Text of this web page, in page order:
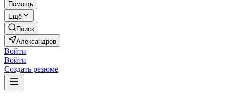
Помощь
Ещё
Поиск
Александров
Войти
Войти
Создать резюме